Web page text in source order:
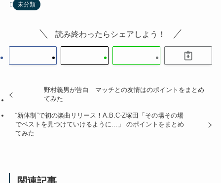
未分類
読み終わったらシェアしよう！
野村義男が告白 マッチとの友情はのポイントをまとめ
てみた
“新体制”で初の楽曲リリース！A.B.C-Z塚田「その場その場
でベストを見つけていけるように…」 のポイントをまとめ
てみた